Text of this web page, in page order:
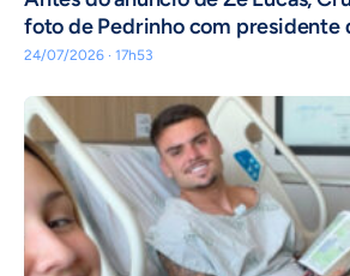
foto de Pedrinho com presidente
24/07/2026 · 17h53